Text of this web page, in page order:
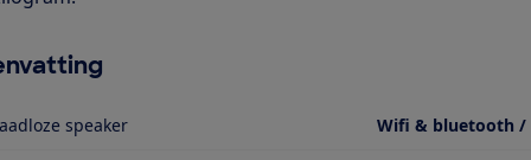
speaker Wifi & bluetooth /